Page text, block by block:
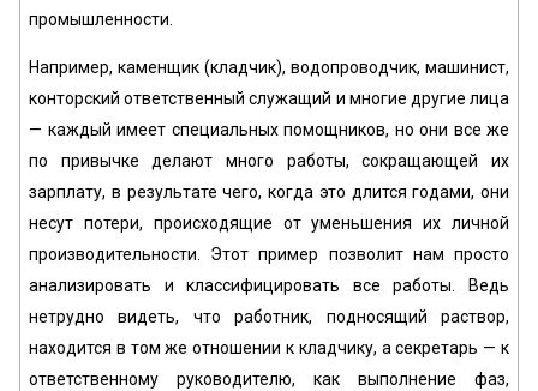
промышленности.
Например, каменщик (кладчик), водопроводчик, машинист,
конторский ответственный служащий и многие другие лица
— каждый имеет специальных помощников, но они все же
по привычке делают много работы, сокращающей их
зарплату, в результате чего, когда это длится годами, они
несут потери, происходящие от уменьшения их личной
производительности. Этот пример позволит нам просто
анализировать и классифицировать все работы. Ведь
нетрудно видеть, что работник, подносящий раствор,
находится в том же отношении к кладчику, а секретарь — к
ответственному руководителю, как выполнение фаз,